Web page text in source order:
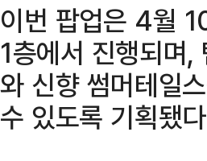
이번 팝업은 4월
1층에서 진행되며
와 신향 썸머테일
수 있도록 기획됐